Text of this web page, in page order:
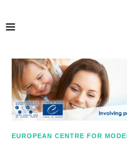
HOME
ECML.AT
EUROPEAN CENTRE FOR